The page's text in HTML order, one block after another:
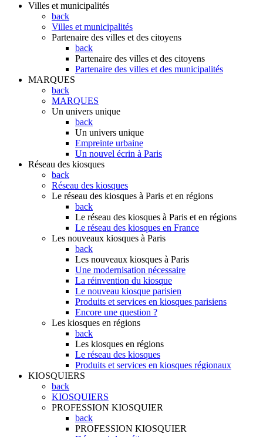
Villes et municipalités
back
Villes et municipalités
Partenaire des villes et des citoyens
back
Partenaire des villes et des citoyens
Partenaire des villes et des municipalités
MARQUES
back
MARQUES
Un univers unique
back
Un univers unique
Empreinte urbaine
Un nouvel écrin à Paris
Réseau des kiosques
back
Réseau des kiosques
Le réseau des kiosques à Paris et en régions
back
Le réseau des kiosques à Paris et en régions
Le réseau des kiosques en France
Les nouveaux kiosques à Paris
back
Les nouveaux kiosques à Paris
Une modernisation nécessaire
La réinvention du kiosque
Le nouveau kiosque parisien
Produits et services en kiosques parisiens
Encore une question ?
Les kiosques en régions
back
Les kiosques en régions
Le réseau des kiosques
Produits et services en kiosques régionaux
KIOSQUIERS
back
KIOSQUIERS
PROFESSION KIOSQUIER
back
PROFESSION KIOSQUIER